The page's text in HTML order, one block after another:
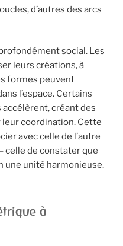
d’autres des arcs
social. Les
leurs créations, à
formes peuvent
l’espace. Certains
créant des
leur coordination. Cette
avec celle de l’autre
celle de constater que
une unité harmonieuse.
à